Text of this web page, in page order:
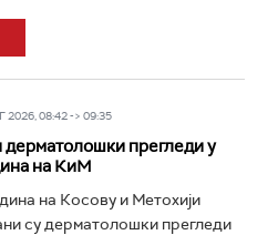
08:42 -> 09:35
дерматолошки прегледи у
на КиМ
на Косову и Метохији
су дерматолошки прегледи